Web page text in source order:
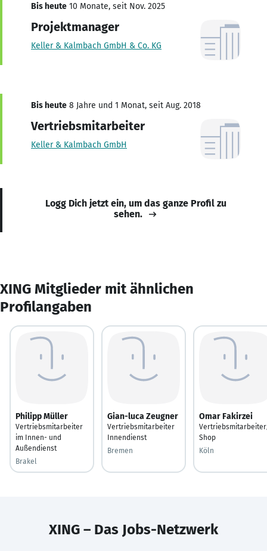
Bis heute 10 Monate, seit Nov. 2025
Projektmanager
Keller & Kalmbach GmbH & Co. KG
Bis heute 8 Jahre und 1 Monat, seit Aug. 2018
Vertriebsmitarbeiter
Keller & Kalmbach GmbH
Logg Dich jetzt ein, um das ganze Profil zu
sehen.
XING Mitglieder mit ähnlichen
Profilangaben
Philipp Müller
Vertriebsmitarbeiter
im Innen- und
Außendienst
Brakel
Gian-luca Zeugner
Vertriebsmitarbeiter
Innendienst
Bremen
Omar Fakirzei
Shop
Köln
XING – Das Jobs-Netzwerk